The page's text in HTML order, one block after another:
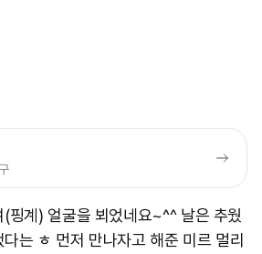
핑계) 얼굴을 뵈었네요~^^ 날은 추웠
는 ㅎ 먼저 만나자고 해준 미르 멀리